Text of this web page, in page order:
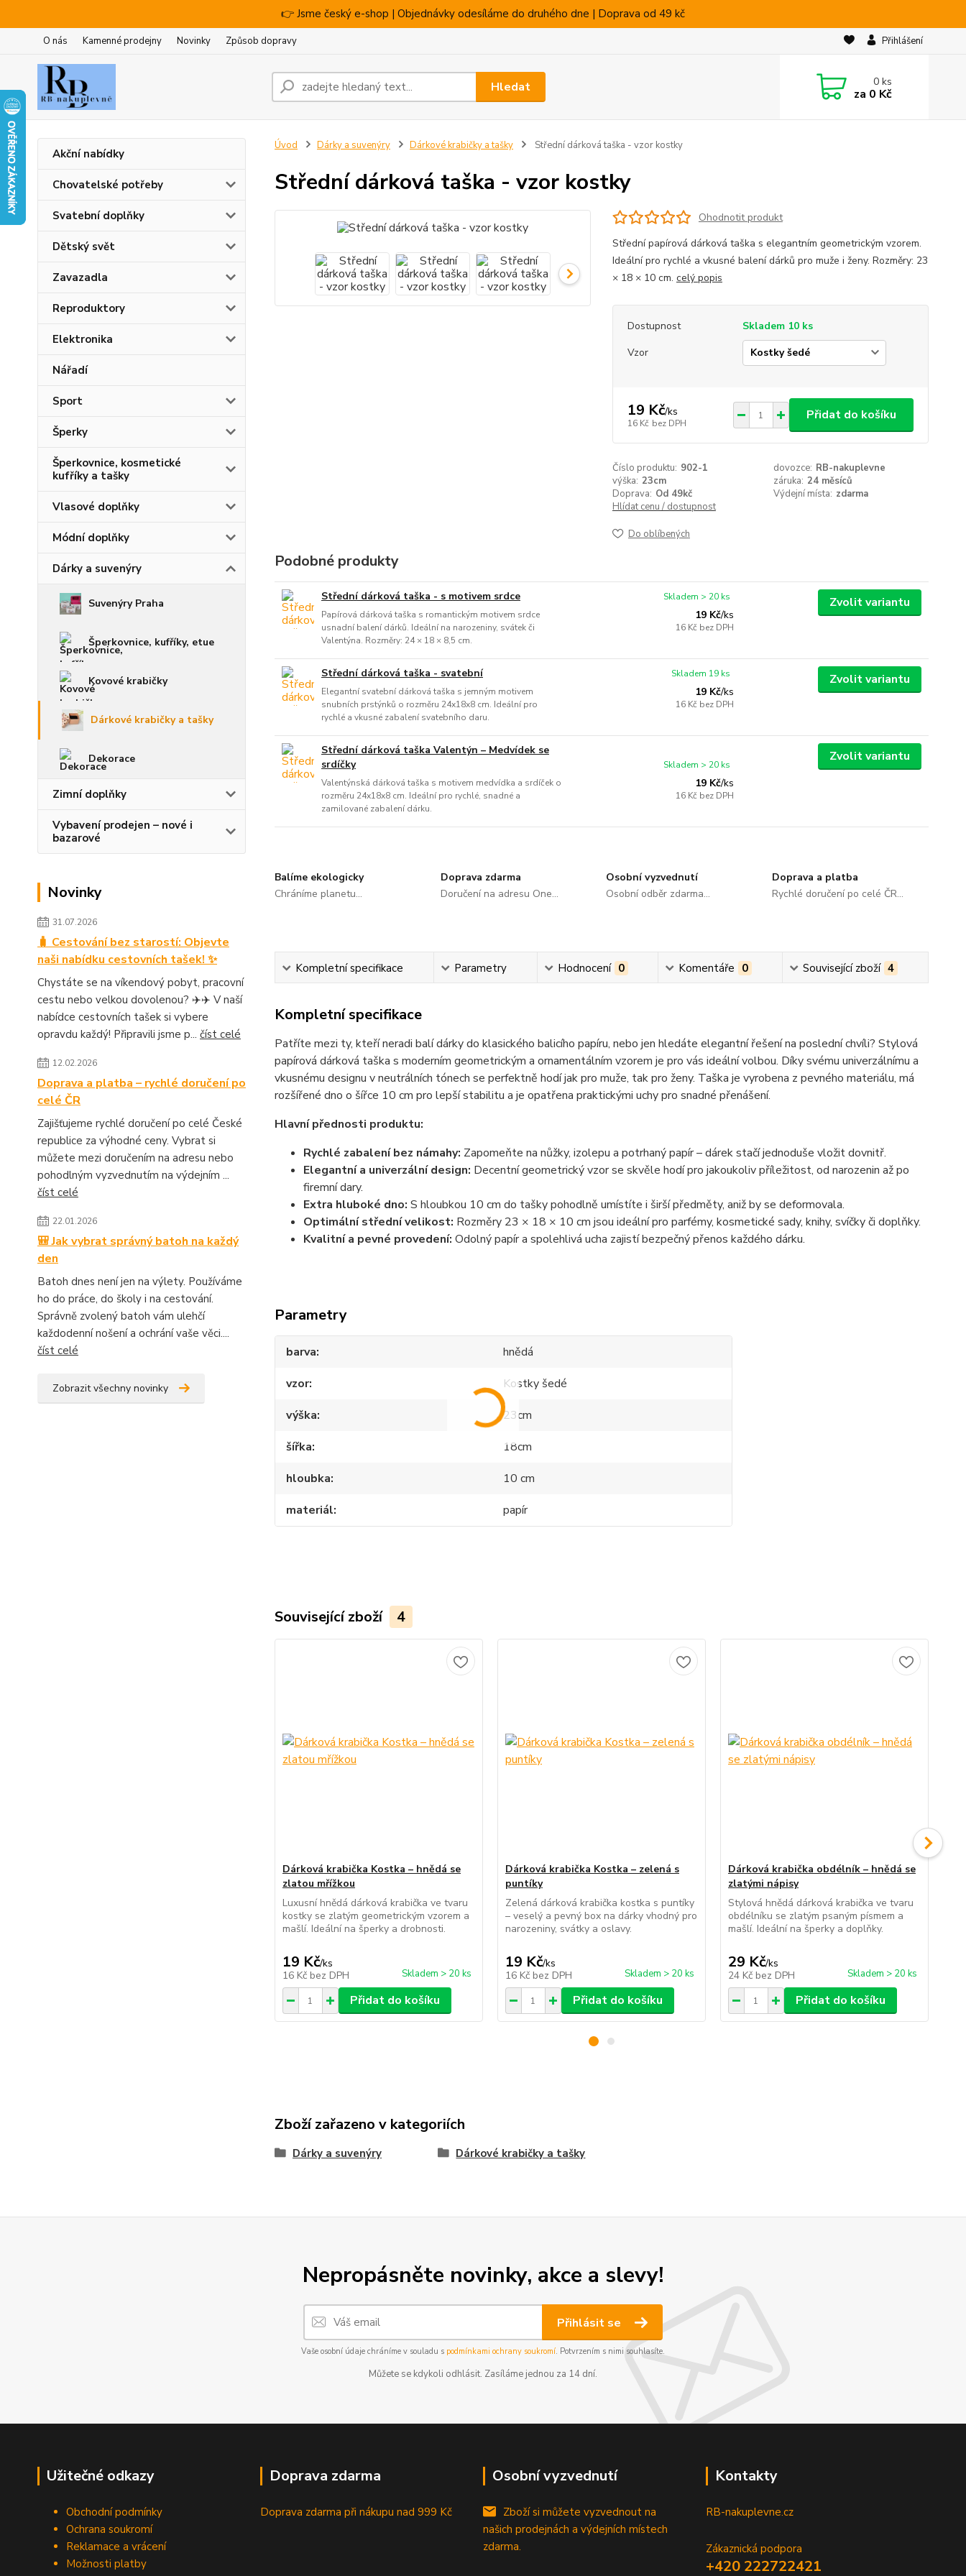
👉 Jsme český e-shop | Objednávky odesíláme do druhého dne | Doprava od 49 kč
O nás Kamenné prodejny Novinky Způsob dopravy Přihlášení
Hledat 0ks
za 0 Kč
Akční nabídky
Chovatelské potřeby
Svatební doplňky
Dětský svět
Zavazadla
Reproduktory
Elektronika
Nářadí
Sport
Šperky
Šperkovnice, kosmetické
kufříky a tašky
Vlasové doplňky
Módní doplňky
Dárky a suvenýry
Suvenýry Praha
Šperkovnice, kufříky, etue
Kovové krabičky
Dárkové krabičky a tašky
Dekorace
Zimní doplňky
Vybavení prodejen – nové i
bazarové
Novinky
31.07.2026
🧳 Cestování bez starostí: Objevte
naši nabídku cestovních tašek! ✨
Chystáte se na víkendový pobyt, pracovní
cestu nebo velkou dovolenou? ✈️✈️ V naší
nabídce cestovních tašek si vybere
opravdu každý! Připravili jsme p... číst celé
12.02.2026
Doprava a platba – rychlé doručení po
celé ČR
Zajišťujeme rychlé doručení po celé České
republice za výhodné ceny. Vybrat si
můžete mezi doručením na adresu nebo
pohodlným vyzvednutím na výdejním ...
číst celé
22.01.2026
🎒 Jak vybrat správný batoh na každý
den
Batoh dnes není jen na výlety. Používáme
ho do práce, do školy i na cestování.
Správně zvolený batoh vám ulehčí
každodenní nošení a ochrání vaše věci....
číst celé
Zobrazit všechny novinky
Úvod Dárky a suvenýry Dárkové krabičky a tašky Střední dárková taška - vzor kostky
Střední dárková taška - vzor kostky
Ohodnotit produkt
Střední papírová dárková taška s elegantním geometrickým vzorem.
Ideální pro rychlé a vkusné balení dárků pro muže i ženy. Rozměry: 23
× 18 × 10 cm. celý popis
Dostupnost
Skladem 10 ks
Vzor
19 Kč/ks
16 Kč bez DPH
Přidat do košíku
Číslo produktu: 902-1 dovozce: RB-nakuplevne
výška: 23cm záruka: 24 měsíců
Doprava: Od 49kč Výdejní místa: zdarma
Hlídat cenu / dostupnost
Do oblíbených
Podobné produkty
Střední dárková taška - s motivem srdce
Papírová dárková taška s romantickým motivem srdce
usnadní balení dárků. Ideální na narozeniny, svátek či
Valentýna. Rozměry: 24 × 18 × 8,5 cm.
19 Kč/ks
16 Kč bez DPH
Skladem > 20 ks Zvolit variantu
Střední dárková taška - svatební
Elegantní svatební dárková taška s jemným motivem
snubních prstýnků o rozměru 24x18x8 cm. Ideální pro
rychlé a vkusné zabalení svatebního daru.
19 Kč/ks
16 Kč bez DPH
Skladem 19 ks Zvolit variantu
Střední dárková taška Valentýn – Medvídek se
srdíčky
Valentýnská dárková taška s motivem medvídka a srdíček o
rozměru 24x18x8 cm. Ideální pro rychlé, snadné a
zamilované zabalení dárku.
19 Kč/ks
16 Kč bez DPH
Skladem > 20 ks
Zvolit variantu
Balíme ekologicky
Chráníme planetu...
Doprava zdarma
Doručení na adresu One...
Osobní vyzvednutí
Osobní odběr zdarma...
Doprava a platba
Rychlé doručení po celé ČR...
Kompletní specifikace Parametry Hodnocení 0 Komentáře 0 Související zboží 4
Kompletní specifikace
Patříte mezi ty, kteří neradi balí dárky do klasického balicího papíru, nebo jen hledáte elegantní řešení na poslední chvíli? Stylová
papírová dárková taška s moderním geometrickým a ornamentálním vzorem je pro vás ideální volbou. Díky svému univerzálnímu a
vkusnému designu v neutrálních tónech se perfektně hodí jak pro muže, tak pro ženy. Taška je vyrobena z pevného materiálu, má
rozšířené dno o šířce 10 cm pro lepší stabilitu a je opatřena praktickými uchy pro snadné přenášení.
Hlavní přednosti produktu:
Rychlé zabalení bez námahy: Zapomeňte na nůžky, izolepu a potrhaný papír – dárek stačí jednoduše vložit dovnitř.
Elegantní a univerzální design: Decentní geometrický vzor se skvěle hodí pro jakoukoliv příležitost, od narozenin až po
firemní dary.
Extra hluboké dno: S hloubkou 10 cm do tašky pohodlně umístíte i širší předměty, aniž by se deformovala.
Optimální střední velikost: Rozměry 23 × 18 × 10 cm jsou ideální pro parfémy, kosmetické sady, knihy, svíčky či doplňky.
Kvalitní a pevné provedení: Odolný papír a spolehlivá ucha zajistí bezpečný přenos každého dárku.
Parametry
barva
hnědá
vzor
Kostky šedé
výška
23cm
šířka
18cm
hloubka
10 cm
materiál
papír
Související zboží 4
Dárková krabička Kostka – hnědá se
zlatou mřížkou
Luxusní hnědá dárková krabička ve tvaru
kostky se zlatým geometrickým vzorem a
mašlí. Ideální na šperky a drobnosti.
19 Kč/ks
16 Kč bez DPH Skladem > 20 ks
Přidat do košíku
Dárková krabička Kostka – zelená s
puntíky
Zelená dárková krabička kostka s puntíky
– veselý a pevný box na dárky vhodný pro
narozeniny, svátky a oslavy.
19 Kč/ks
16 Kč bez DPH Skladem > 20 ks
Přidat do košíku
Dárková krabička obdélník – hnědá se
zlatými nápisy
Stylová hnědá dárková krabička ve tvaru
obdélníku se zlatým psaným písmem a
mašlí. Ideální na šperky a doplňky.
29 Kč/ks
24 Kč bez DPH Skladem > 20 ks
Přidat do košíku
Zboží zařazeno v kategoriích
Dárky a suvenýry Dárkové krabičky a tašky
Nepropásněte novinky, akce a slevy!
Přihlásit se
Vaše osobní údaje chráníme v souladu s podmínkami ochrany soukromí. Potvrzením s nimi souhlasíte.
Můžete se kdykoli odhlásit. Zasíláme jednou za 14 dní.
Užitečné odkazy
Obchodní podmínky
Ochrana soukromí
Reklamace a vrácení
Možnosti platby
Doprava zdarma
Doprava zdarma při nákupu nad 999 Kč
Osobní vyzvednutí
Zboží si můžete vyzvednout na
našich prodejnách a výdejních místech
zdarma.
Kontakty
RB-nakuplevne.cz
Zákaznická podpora
+420 222722421